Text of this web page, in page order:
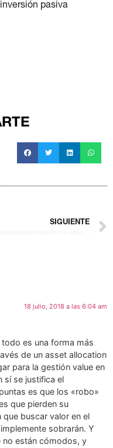
pasiva
SIGUIENTE
18 julio, 2018 a las 6:04 am
es una forma más
de un asset allocation
para la gestión value en
sí se justifica el
es que los «robo»
que pierden su
buscar valor en el
sobrarán. Y
no están cómodos, y